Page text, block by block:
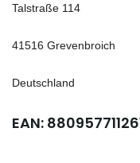
Talstraße 114
41516 Grevenbroich
Deutschland
EAN: